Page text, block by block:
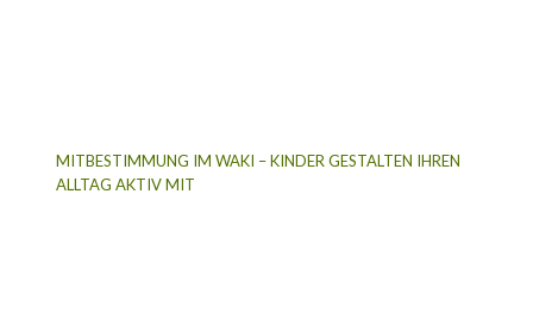
MITBESTIMMUNG IM WAKI – KINDER GESTALTEN IHREN
ALLTAG AKTIV MIT